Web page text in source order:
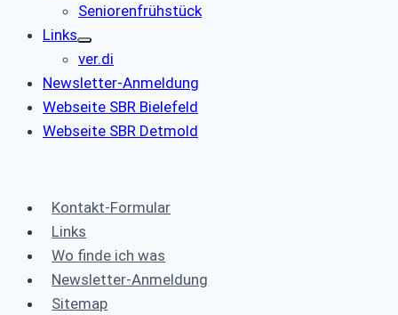
Seniorenfrühstück
Links
ver.di
Newsletter-Anmeldung
Webseite SBR Bielefeld
Webseite SBR Detmold
Kontakt-Formular
Links
Wo finde ich was
Newsletter-Anmeldung
Sitemap